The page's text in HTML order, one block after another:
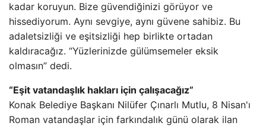
kadar koruyun. Bize güvendiğinizi görüyor ve
hissediyorum. Aynı sevgiye, aynı güvene sahibiz. Bu
adaletsizliği ve eşitsizliği hep birlikte ortadan
kaldıracağız. “Yüzlerinizde gülümsemeler eksik
olmasın” dedi.
“Eşit vatandaşlık hakları için çalışacağız”
Konak Belediye Başkanı Nilüfer Çınarlı Mutlu, 8 Nisan'ı
Roman vatandaşlar için farkındalık günü olarak ilan